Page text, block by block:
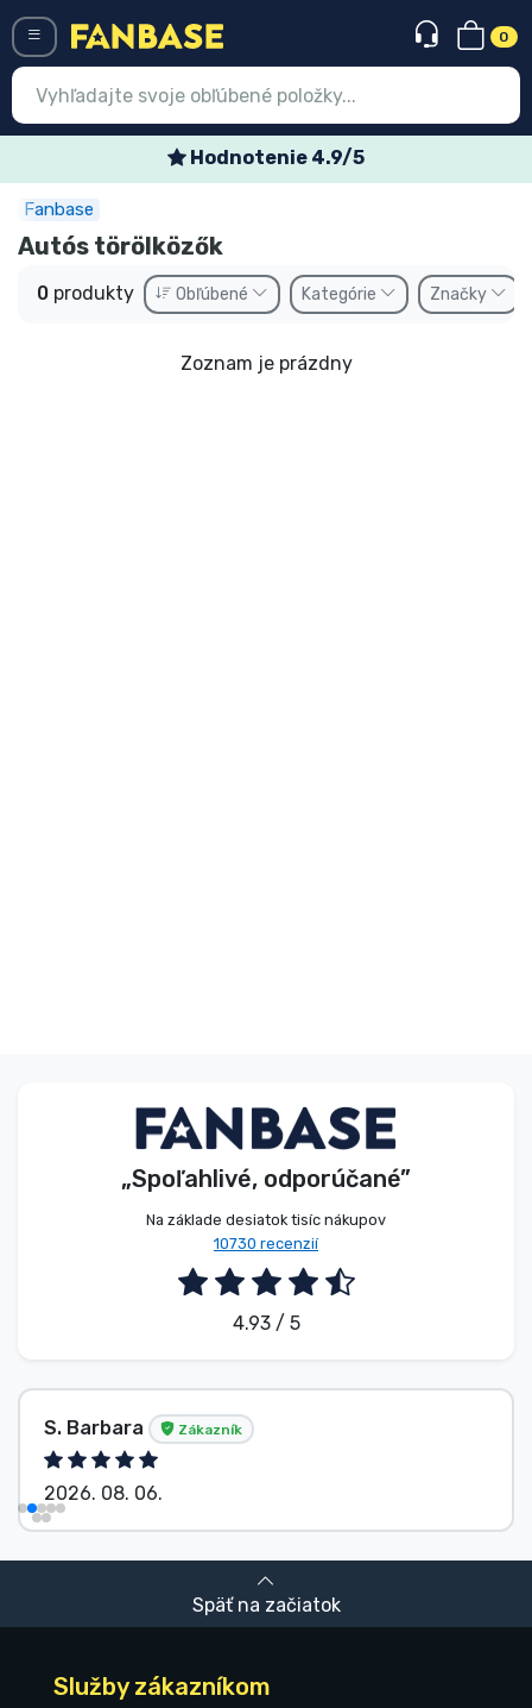
0
Hodnotenie 4.9/5
Fanbase
Autós törölközők
0 produkty Obľúbené Kategórie Značky
Zoznam je prázdny
„Spoľahlivé, odporúčané”
Na základe desiatok tisíc nákupov
10730 recenzií
4.93 / 5
S. Barbara Zákazník
2026. 08. 06.
Späť na začiatok
Služby zákazníkom
Najnovšie